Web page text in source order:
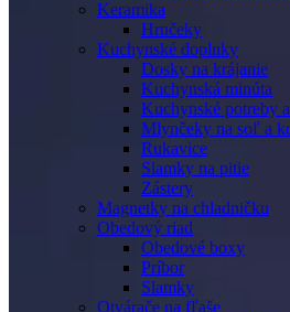
Keramika
Hrnčeky
Kuchynské doplnky
Dosky na krájanie
Kuchynská minúta
Kuchynské potreby
Mlynčeky na soľ a
Rukavice
Slamky na pitie
Zástery
Magnetky na chladničku
Obedový riad
Obedové boxy
Príbor
Slamky
Otvárače na fľaše